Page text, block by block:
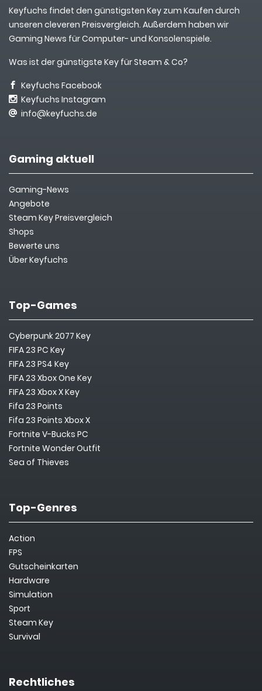
Keyfuchs findet den günstigsten Key zum Kaufen durch
unseren cleveren Preisvergleich. Außerdem haben wir
Gaming News für Computer- und Konsolenspiele.
Was ist der günstigste Key für Steam & Co?
Keyfuchs Facebook
Keyfuchs Instagram
info@keyfuchs.de
Gaming aktuell
Gaming-News
Angebote
Steam Key Preisvergleich
Shops
Bewerte uns
Über Keyfuchs
Top-Games
Cyberpunk 2077 Key
FIFA 23 PC Key
FIFA 23 PS4 Key
FIFA 23 Xbox One Key
FIFA 23 Xbox X Key
Fifa 23 Points
Fifa 23 Points Xbox X
Fortnite V-Bucks PC
Fortnite Wonder Outfit
Sea of Thieves
Top-Genres
Action
FPS
Gutscheinkarten
Hardware
Simulation
Sport
Steam Key
Survival
Rechtliches